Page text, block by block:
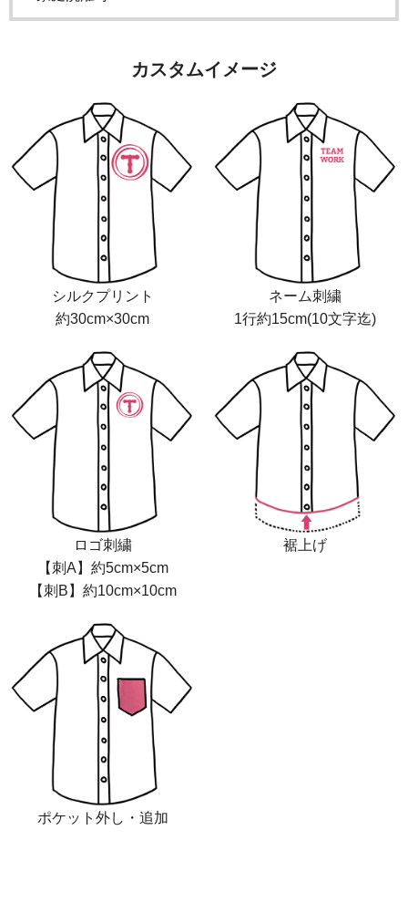
カスタムイメージ
シルクプリント
約30cm×30cm
ネーム刺繍
1行約15cm(10文字迄)
ロゴ刺繍
【刺A】約5cm×5cm
【刺B】約10cm×10cm
裾上げ
ポケット外し・追加